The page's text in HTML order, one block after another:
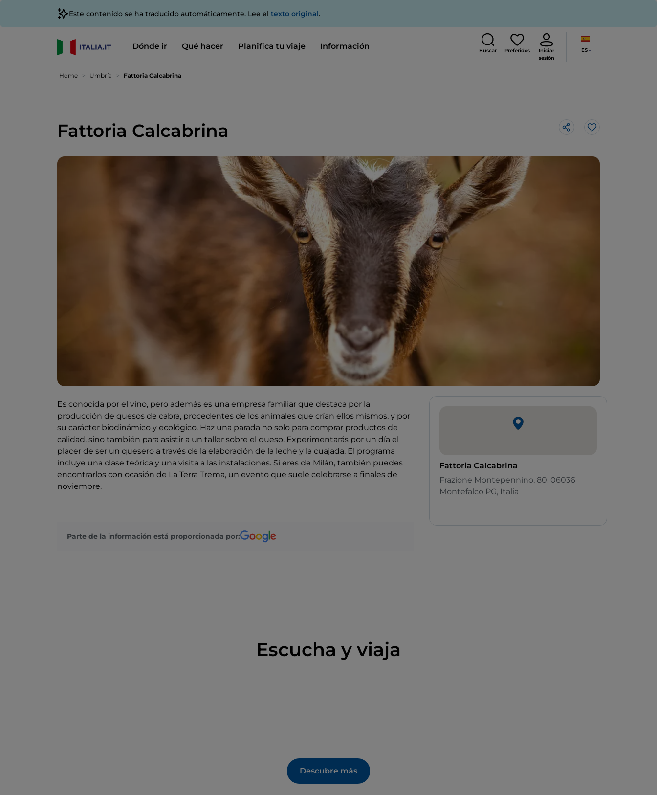
Este contenido se ha traducido automáticamente. Lee el texto original.
Dónde ir Qué hacer Planifica tu viaje Información Buscar Preferidos
Iniciar
sesión
ES
Home Umbría Fattoria Calcabrina
Fattoria Calcabrina Me gusta
Es conocida por el vino, pero además es una empresa familiar que destaca por la
producción de quesos de cabra, procedentes de los animales que crían ellos mismos, y por
su carácter biodinámico y ecológico. Haz una parada no solo para comprar productos de
calidad, sino también para asistir a un taller sobre el queso. Experimentarás por un día el
placer de ser un quesero a través de la elaboración de la leche y la cuajada. El programa
incluye una clase teórica y una visita a las instalaciones. Si eres de Milán, también puedes
encontrarlos con ocasión de La Terra Trema, un evento que suele celebrarse a finales de
noviembre.
Parte de la información está proporcionada por:
Fattoria Calcabrina
Frazione Montepennino, 80, 06036
Montefalco PG, Italia
Escucha y viaja
Descubre más